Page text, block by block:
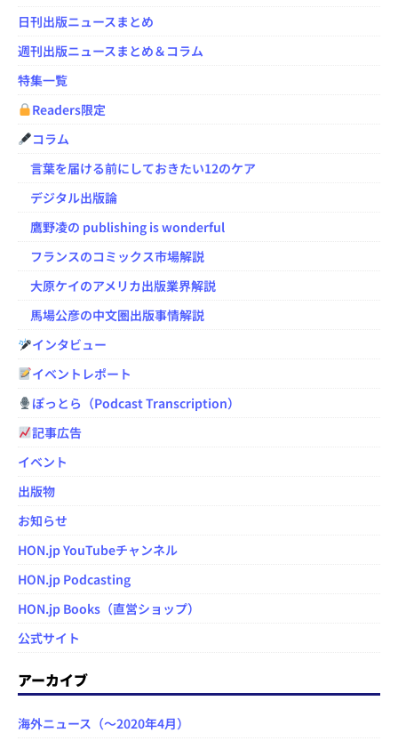
日刊出版ニュースまとめ
週刊出版ニュースまとめ＆コラム
特集一覧
Readers限定
コラム
言葉を届ける前にしておきたい12のケア
デジタル出版論
鷹野凌の publishing is wonderful
フランスのコミックス市場解説
大原ケイのアメリカ出版業界解説
馬場公彦の中文圏出版事情解説
インタビュー
イベントレポート
ぽっとら（Podcast Transcription）
記事広告
イベント
出版物
お知らせ
HON.jp YouTubeチャンネル
HON.jp Podcasting
HON.jp Books（直営ショップ）
公式サイト
アーカイブ
海外ニュース（～2020年4月）